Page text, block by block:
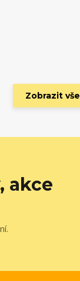
Zobrazit
akce